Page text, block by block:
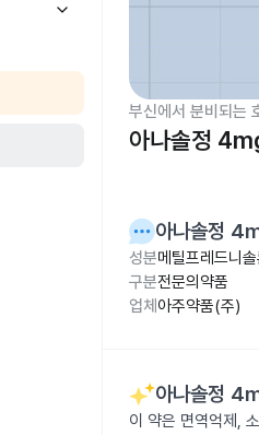
부신에서 분비되는
아나솔정
아나솔정
성분메틸프레드니
구분전문의약품
업체 아주약품(주)
아나솔정
이 약은 면역억제,